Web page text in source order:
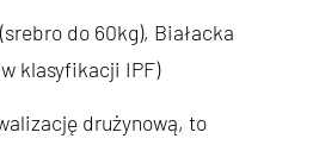
do 60kg), Białacka
klasyfikacji IPF)
drużynową, to